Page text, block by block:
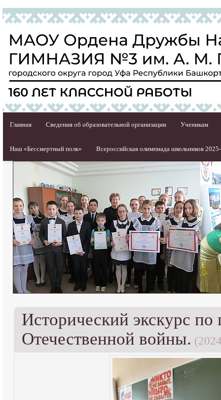
Главная Сведения об образовательной организации Ученикам
Наш «Бессмертный полк» Всероссийская олимпиада школьников
Исторический экскурс по
Отечественной войны.